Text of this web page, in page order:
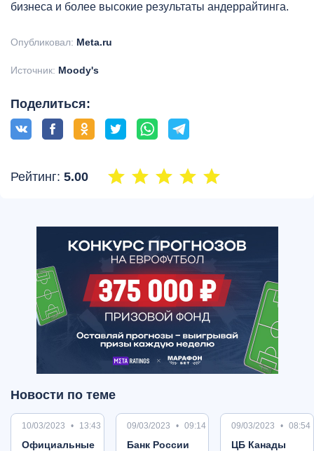
бизнеса и более высокие результаты андеррайтинга.
Опубликовал: Meta.ru
Источник: Moody's
Поделиться:
Рейтинг: 5.00
Новости по теме
10/03/2023 13:43
Oфициальные
09/03/2023 09:14
Банк России
09/03/2023 08:54
ЦБ Канады